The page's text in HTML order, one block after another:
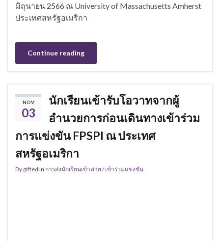
มิถุนายน 2566 ณ University of Massachusetts Amherst
ประเทศสหรัฐอเมริกา
Continue reading
NOV
03
นักเรียนเข้ารับโอวาทจากผู้
อำนวยการก่อนเดินทางเข้าร่วม
การแข่งขัน FPSPI ณ ประเทศ
สหรัฐอเมริกา
By gifted in การส่งนักเรียนเข้าค่าย / เข้าร่วมแข่งขัน